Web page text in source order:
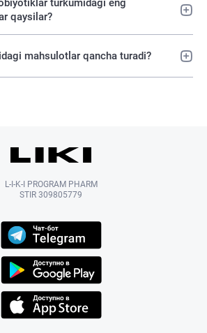
turkumidagi eng
qaysilar?
mahsulotlar qancha turadi?
L-I-K-I PROGRAM PHARM
STIR 309805779